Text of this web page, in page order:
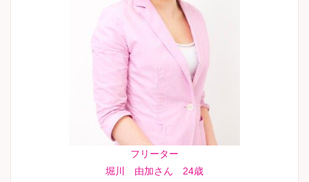
フリーター
堀川 由加さん 24歳